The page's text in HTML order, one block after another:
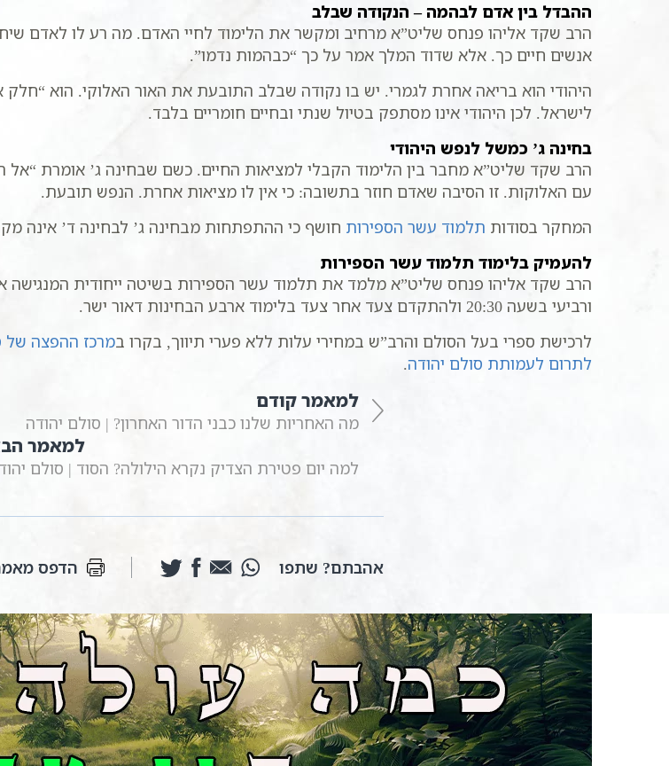
ההבדל בין אדם לבהמה – הנקודה שבלב
הרב שקד אליהו פנחס שליט”א מרחיב ומקשר את הלימוד לחיי האדם. מה רע לו לאדם
אנשים חיים כך. אלא שדוד המלך אמר על כך “כבהמות נדמו”.
היהודי הוא בריאה אחרת לגמרי. יש בו נקודה שבלב התובעת את האור האלוקי. הוא
לישראל. לכן היהודי אינו מסתפק בטיול שנתי ובחיים חומריים בלבד.
בחינה ג’ כמשל לנפש היהודי
הרב שקד שליט”א מחבר בין הלימוד הקבלי למציאות החיים. כשם שבחינה ג’ אומרת
עם האלוקות. זו הסיבה שאדם חוזר בתשובה: כי אין לו מציאות אחרת. הנפש תובעת.
המחקר בסודות תלמוד עשר הספירות חושף כי ההתפתחות מבחינה ג’ לבחינה ד’ אינה
להעמיק בלימוד תלמוד עשר הספירות
הרב שקד אליהו פנחס שליט”א מלמד את תלמוד עשר הספירות בשיטה ייחודית המנגישה
ורביעי בשעה 20:30 ולהתקדם צעד אחר צעד בלימוד ארבע הבחינות דאור ישר.
לרכישת ספרי בעל הסולם והרב”ש במחירי עלות ללא פערי תיווך, בקרו במרכז ההפצה של
לתרום לעמותת סולם יהודה.
למאמר קודם
מה האחריות שלנו כבני הדור האחרון? | סולם יהודה
למאמר
למה יום פטירת הצדיק נקרא הילולה? הסוד | סולם
אהבתם? שתפו הדפס